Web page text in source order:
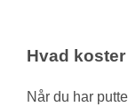
Hvad
Når du har